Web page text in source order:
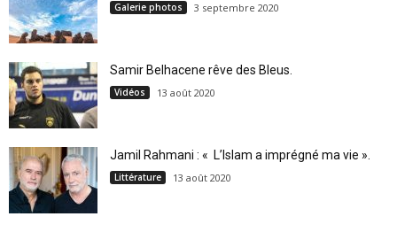
Galerie photos 3 septembre 2020
Samir Belhacene rêve des Bleus.
Vidéos 13 août 2020
Jamil Rahmani : « L’Islam a imprégné ma vie ».
Littérature 13 août 2020